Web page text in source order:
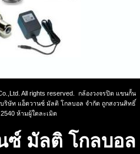
All rights reserved. กล้องวงจรปิด แขนกั้น
ริษัท แอ็ดวานซ์ มัลติ โกลบอล จำกัด ถูกสงวนสิทธิ์
ห้ามผู้ใดละเมิด
ซ์ มัลติ โกลบอล